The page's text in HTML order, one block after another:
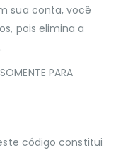
sua conta, você
pois elimina a
PARA
código constitui